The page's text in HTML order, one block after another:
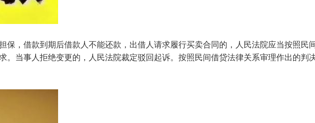
保，借款到期后借款人不能还款，出借人请求履行买卖合同的，人民法院应当按照民
。当事人拒绝变更的，人民法院裁定驳回起诉。按照民间借贷法律关系审理作出的判